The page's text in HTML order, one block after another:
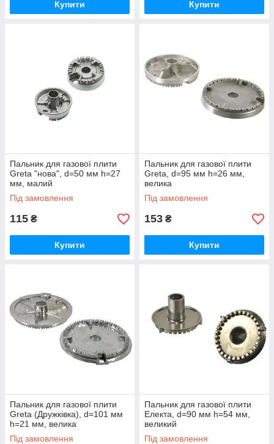
Купити Купити
Пальник для газової плити
Greta "нова", d=50 мм h=27
мм, малий
Під замовлення
115 ₴
Купити
Пальник для газової плити
Greta, d=95 мм h=26 мм,
велика
Під замовлення
153 ₴
Купити
Пальник для газової плити
Greta (Дружківка), d=101 мм
h=21 мм, велика
Під замовлення
Пальник для газової плити
Електа, d=90 мм h=54 мм,
великий
Під замовлення